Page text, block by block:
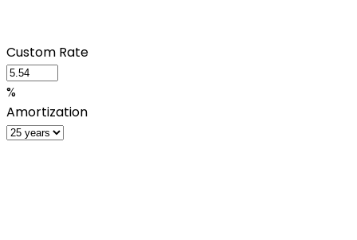
Custom Rate
%
Amortization